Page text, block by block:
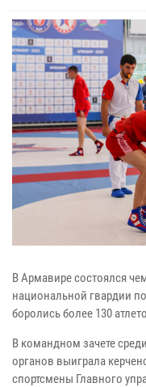
В Армавире состоялся
национальной гвардии
боролись более 130
В командном зачете
органов выиграла
спортсмены Главного